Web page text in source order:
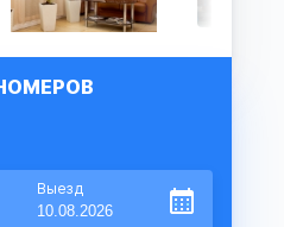
Выезд